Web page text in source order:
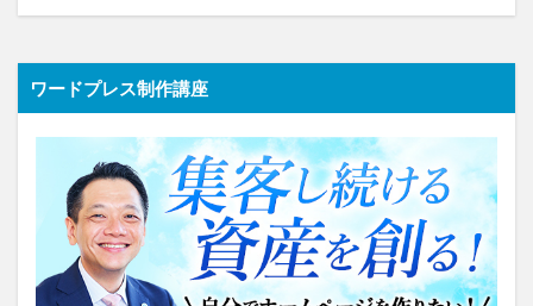
ワードプレス制作講座